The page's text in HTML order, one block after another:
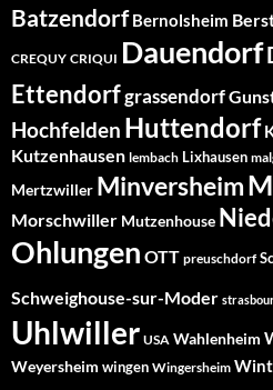
Batzendorf Bernolsheim
CREQUY CRIQUI Dauendorf
Ettendorfgrassendorf
Hochfelden Huttendorf
Kutzenhausen lembach Lixhausen
Mertzwiller Minversheim
Morschwiller Mutzenhouse
Ohlungen OTT preuschdorf
Schweighouse-sur-Moder
Uhlwiller USA Wahlenheim
Weyersheim wingen Wingersheim